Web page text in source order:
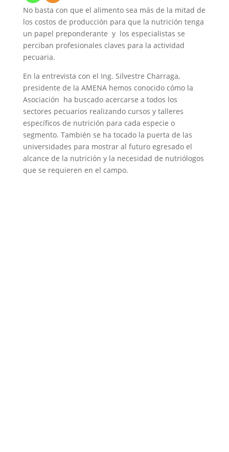
No basta con que el alimento sea más de la mitad de
los costos de producción para que la nutrición tenga
un papel preponderante y los especialistas se
perciban profesionales claves para la actividad
pecuaria.
En la entrevista con el Ing. Silvestre Charraga,
presidente de la AMENA hemos conocido cómo la
Asociación ha buscado acercarse a todos los
sectores pecuarios realizando cursos y talleres
específicos de nutrición para cada especie o
segmento. También se ha tocado la puerta de las
universidades para mostrar al futuro egresado el
alcance de la nutrición y la necesidad de nutriólogos
que se requieren en el campo.